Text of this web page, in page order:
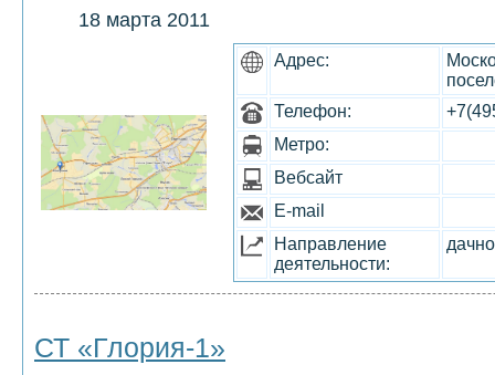
18 марта 2011
Адрес:
Телефон:
Метро:
Вебсайт
E-mail
Направление
деятельности:
СТ «Глория-1»